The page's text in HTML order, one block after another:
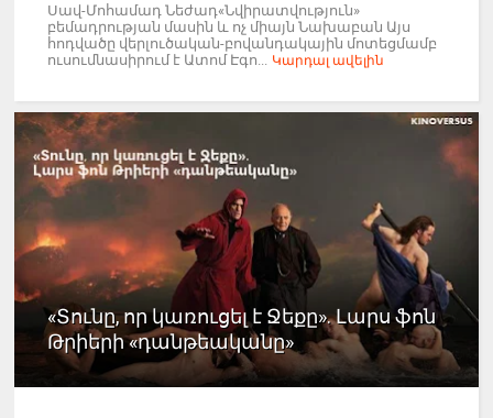
Սավ-Մոհամադ Նեժադ«Նվիրատվություն»
բեմադրության մասին և ոչ միայն Նախաբան Այս
հոդվածը վերլուծական-բովանդակային մոտեցմամբ
ուսումնասիրում է Ատոմ Էգո...
Կարդալ ավելին
«Տունը, որ կառուցել է Ջեքը». Լարս ֆոն
Թրիերի «դանթեականը»